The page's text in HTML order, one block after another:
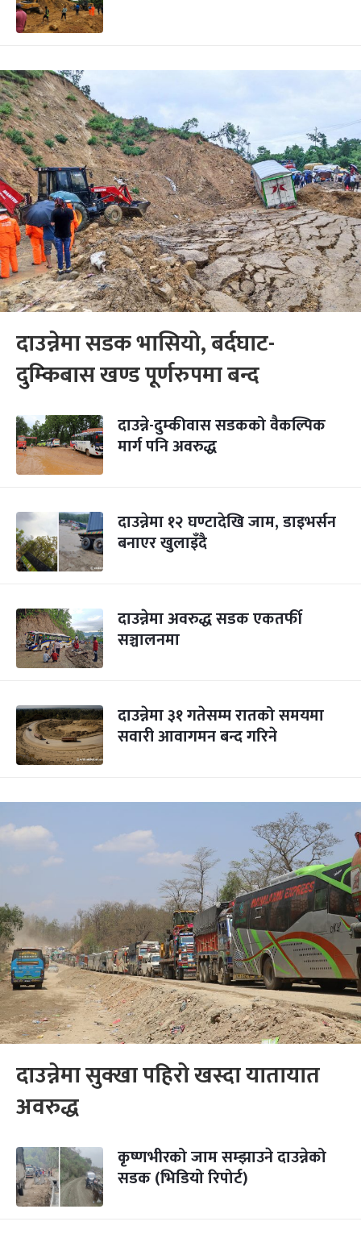
दाउन्नेमा सडक भासियो, बर्दघाट-
दुम्किबास खण्ड पूर्णरुपमा बन्द
दाउन्ने-दुम्कीवास सडकको वैकल्पिक
मार्ग पनि अवरुद्ध
दाउन्नेमा १२ घण्टादेखि जाम, डाइभर्सन
बनाएर खुलाइँदै
दाउन्नेमा अवरुद्ध सडक एकतर्फी
सञ्चालनमा
दाउन्नेमा ३१ गतेसम्म रातको समयमा
सवारी आवागमन बन्द गरिने
दाउन्नेमा सुक्खा पहिरो खस्दा यातायात
अवरुद्ध
कृष्णभीरको जाम सम्झाउने दाउन्नेको
सडक (भिडियो रिपोर्ट)